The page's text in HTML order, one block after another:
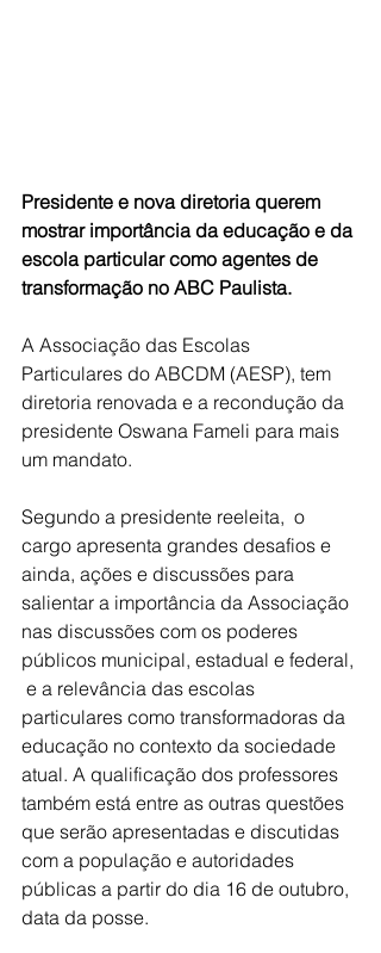
Presidente e nova diretoria querem
mostrar importância da educação e da
escola particular como agentes de
transformação no ABC Paulista.
A Associação das Escolas
Particulares do ABCDM (AESP), tem
diretoria renovada e a recondução da
presidente Oswana Fameli para mais
um mandato.
Segundo a presidente reeleita,  o
cargo apresenta grandes desafios e
ainda, ações e discussões para
salientar a importância da Associação
nas discussões com os poderes
públicos municipal, estadual e federal,
e a relevância das escolas
particulares como transformadoras da
educação no contexto da sociedade
atual. A qualificação dos professores
também está entre as outras questões
que serão apresentadas e discutidas
com a população e autoridades
públicas a partir do dia 16 de outubro,
data da posse.